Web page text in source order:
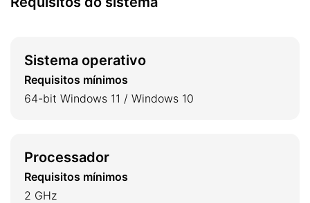
problemas para uma versão superior para
Sistema operativo
Requisitos mínimos
64-bit Windows 11 / Windows 10
Processador
Requisitos mínimos
2 GHz